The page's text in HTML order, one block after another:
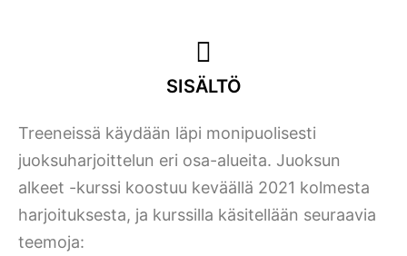
SISÄLTÖ
Treeneissä käydään läpi monipuolisesti
juoksuharjoittelun eri osa-alueita. Juoksun
alkeet -kurssi koostuu keväällä 2021 kolmesta
harjoituksesta, ja kurssilla käsitellään seuraavia
teemoja: